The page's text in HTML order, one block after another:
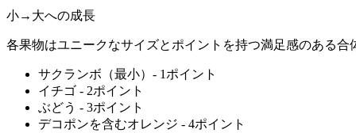
小→大への成長
各果物はユニークなサイズとポイントを持つ満足感のある合
サクランボ（最小）- 1ポイント
イチゴ - 2ポイント
ぶどう - 3ポイント
デコポンを含むオレンジ - 4ポイント